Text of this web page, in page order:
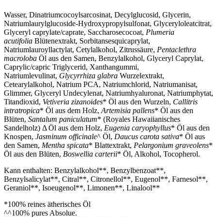
Wasser, Dinatriumcocoylsarcosinat, Decylglucosid, Glycerin,
Natriumlaurylglucoside-Hydroxypropylsulfonat, Glyceryloleatcitrat,
Glyceryl caprylate/caprate, Saccharosecocoat, Plumeria
acutifolia Blütenextrakt, Sorbitansesquicaprylat,
Natriumlauroyllactylat, Cetylalkohol, Zitrussäure, Pentaclethra
macroloba Öl aus den Samen, Benzylalkohol, Glyceryl Caprylat,
Caprylic/capric Triglycerid, Xanthangummi,
Natriumlevulinat, Glycyrrhiza glabra Wurzelextrakt,
Cetearylalkohol, Natrium PCA, Natriumchlorid, Natriumanisat,
Glimmer, Glyceryl Undecylenat, Natriumhyaluronat, Natriumphytat,
Titandioxid, Vetiveria zizanoides* Öl aus den Wurzeln, Callitris
intratropica* Öl aus dem Holz, Artemisia pallens* Öl aus den
Blüten, Santalum paniculatum* (Royales Hawaiianisches
Sandelholz) Δ Öl aus dem Holz, Eugenia caryophyllus* Öl aus den
Knospen, Jasminum officinale^ Öl, Daucus carota sativa* Öl aus
den Samen, Mentha spicata* Blattextrakt, Pelargonium graveolens*
Öl aus den Blüten, Boswellia carterii* Öl, Alkohol, Tocopherol.
Kann enthalten: Benzylalkohol**, Benzylbenzoat**,
Benzylsalicylat**, Citral**, Citronellol**, Eugenol**, Farnesol**,
Geraniol**, Isoeugenol**, Limonen**, Linalool**
*100% reines ätherisches Öl
^^100% pures Absolue.